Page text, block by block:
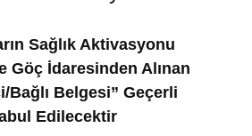
Sağlık Aktivasyonu
Göç İdaresinden Alınan
Bağlı Belgesi” Geçerli
Edilecektir